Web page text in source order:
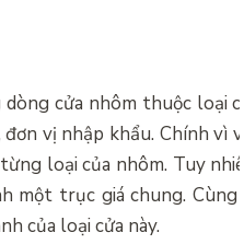
cửa nhôm thuộc loại
vị nhập khẩu. Chính vì
loại của nhôm. Tuy
một trục giá chung.
của loại cửa này.